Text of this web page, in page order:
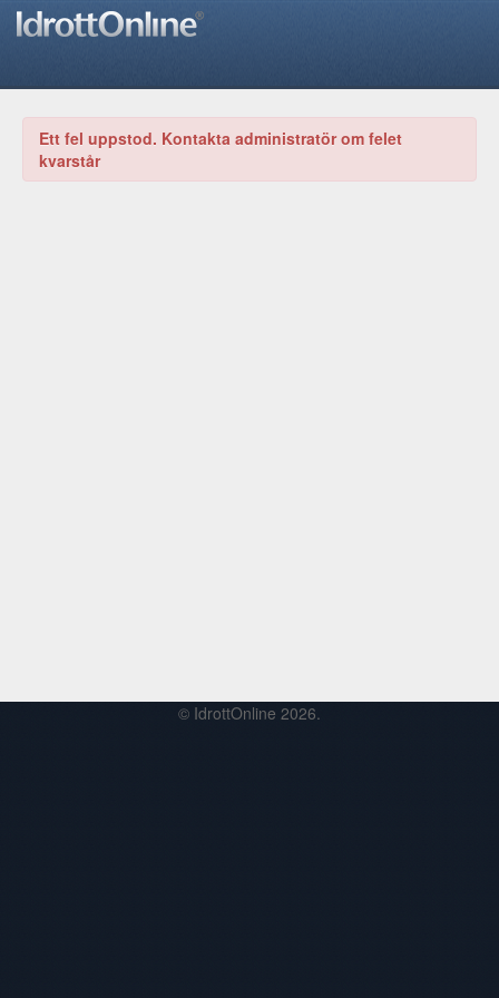
Ett fel uppstod. Kontakta administratör om felet
kvarstår
© IdrottOnline 2026.